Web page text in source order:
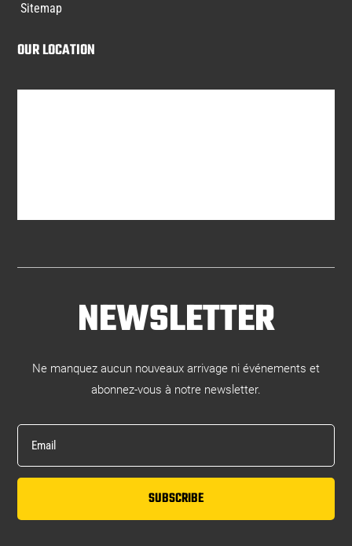
Sitemap
OUR LOCATION
NEWSLETTER
Ne manquez aucun nouveaux arrivage ni événements et
abonnez-vous à notre newsletter.
SUBSCRIBE